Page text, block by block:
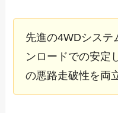
先進の4WDシステ
ンロードでの安定
の悪路走破性を両